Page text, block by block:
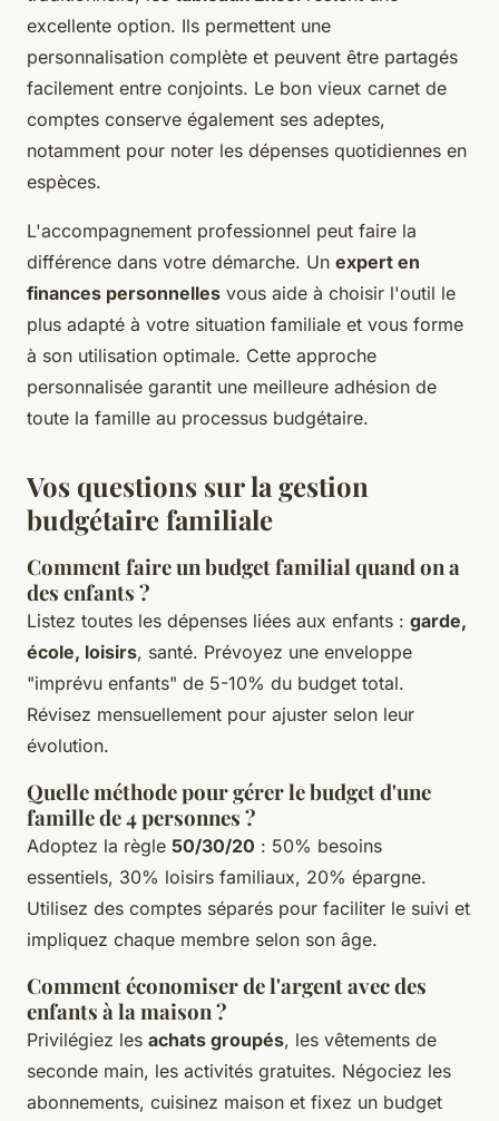
excellente option. Ils permettent une
personnalisation complète et peuvent être partagés
facilement entre conjoints. Le bon vieux carnet de
comptes conserve également ses adeptes,
notamment pour noter les dépenses quotidiennes en
espèces.
L'accompagnement professionnel peut faire la
différence dans votre démarche. Un expert en
finances personnelles vous aide à choisir l'outil le
plus adapté à votre situation familiale et vous forme
à son utilisation optimale. Cette approche
personnalisée garantit une meilleure adhésion de
toute la famille au processus budgétaire.
Vos questions sur la gestion
budgétaire familiale
Comment faire un budget familial quand on a
des enfants ?
Listez toutes les dépenses liées aux enfants : garde,
école, loisirs, santé. Prévoyez une enveloppe
"imprévu enfants" de 5-10% du budget total.
Révisez mensuellement pour ajuster selon leur
évolution.
Quelle méthode pour gérer le budget d'une
famille de 4 personnes ?
Adoptez la règle 50/30/20 : 50% besoins
essentiels, 30% loisirs familiaux, 20% épargne.
Utilisez des comptes séparés pour faciliter le suivi et
impliquez chaque membre selon son âge.
Comment économiser de l'argent avec des
enfants à la maison ?
Privilégiez les achats groupés, les vêtements de
seconde main, les activités gratuites. Négociez les
abonnements, cuisinez maison et fixez un budget